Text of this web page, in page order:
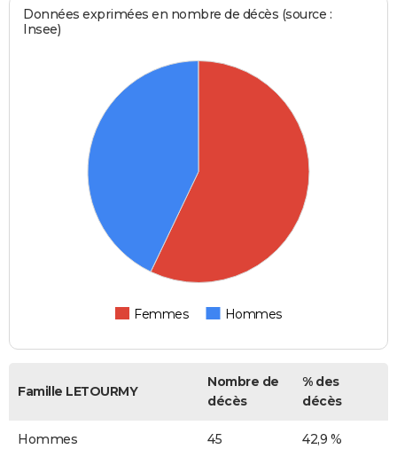
Données exprimées en nombre de décès (source :
Insee)
Femmes Hommes
Famille LETOURMY
Nombre de
décès
% des
décès
Hommes 45 42,9 %